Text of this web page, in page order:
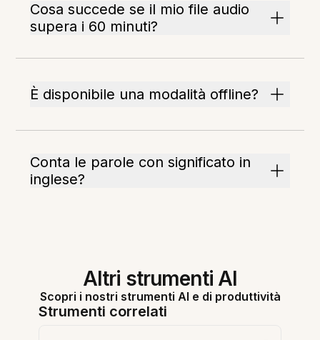
Cosa succede se il mio file audio
supera i 60 minuti?
È disponibile una modalità offline?
Conta le parole con significato in
inglese?
Altri strumenti AI
Scopri i nostri strumenti AI e di produttività
Strumenti correlati